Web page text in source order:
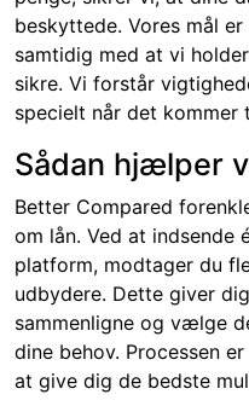
beskyttede. Vores mål
samtidig med at vi
sikre. Vi forstår
specielt når det kommer
Sådan hjælper
Better Compared
om lån. Ved at indsende
platform, modtager du
udbydere. Dette giver
sammenligne og vælge
dine behov. Processen
at give dig de bedste